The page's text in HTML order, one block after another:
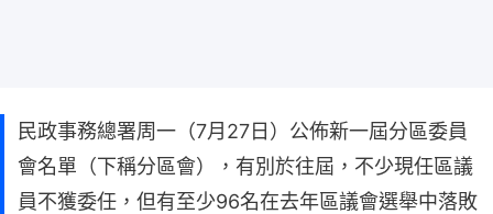
民政事務總署周一（7月27日）公佈新一屆分區委員
會名單（下稱分區會），有別於往屆，不少現任區議
員不獲委任，但有至少96名在去年區議會選舉中落敗